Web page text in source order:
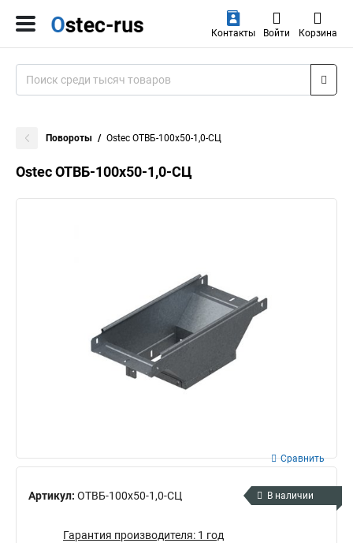
Контакты Войти Корзина
Повороты Ostec ОТВБ-100х50-1,0-СЦ
Ostec ОТВБ-100х50-1,0-СЦ
Артикул: ОТВБ-100х50-1,0-СЦ
Сравнить
В наличии
Гарантия производителя: 1 год